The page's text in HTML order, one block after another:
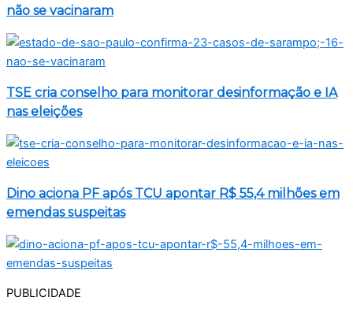
não se vacinaram
TSE cria conselho para monitorar desinformação e IA
nas eleições
Dino aciona PF após TCU apontar R$ 55,4 milhões em
emendas suspeitas
PUBLICIDADE